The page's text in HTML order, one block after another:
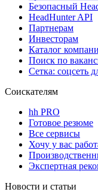
Безопасный
HeadHunter API
Партнерам
Инвесторам
Каталог
Поиск по
Сетка: соцсеть
Соискателям
hh PRO
Готовое резюме
Все сервисы
Хочу у вас
Экспертная
Новости и статьи